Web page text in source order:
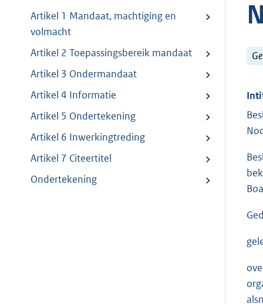
Artikel 1 Mandaat, machtiging en
volmacht
Artikel 2 Toepassingsbereik mandaat
Artikel 3 Ondermandaat
Artikel 4 Informatie
Artikel 5 Ondertekening
Artikel 6 Inwerkingtreding
Artikel 7 Citeertitel
Ondertekening